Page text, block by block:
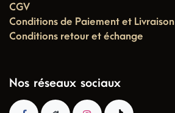
CGV
Conditions de Paiement et Livraison
Conditions retour et échange
Nos réseaux sociaux